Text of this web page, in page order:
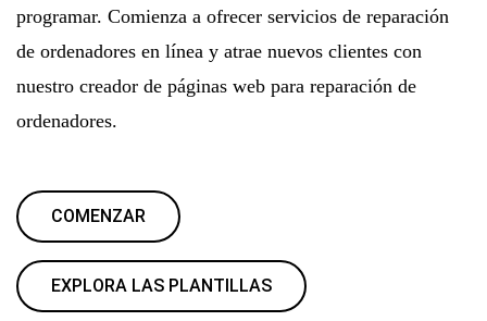
programar. Comienza a ofrecer servicios de reparación
de ordenadores en línea y atrae nuevos clientes con
nuestro creador de páginas web para reparación de
ordenadores.
COMENZAR
EXPLORA LAS PLANTILLAS